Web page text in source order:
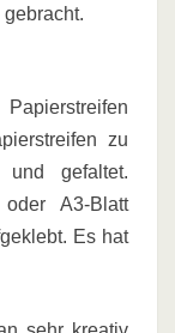
zu
und gefaltet.
A3-Blatt
Es hat